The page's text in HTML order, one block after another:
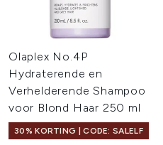
Olaplex No.4P
Hydraterende en
Verhelderende Shampoo
voor Blond Haar 250 ml
30% KORTING | CODE: SALELF